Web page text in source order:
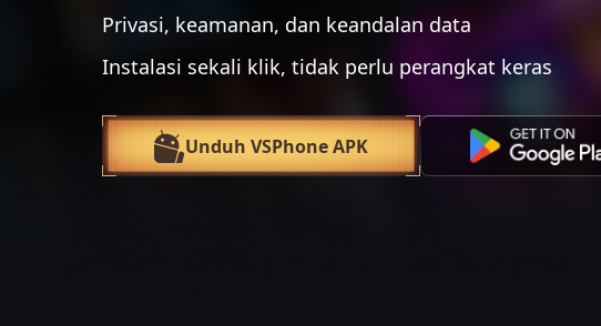
Privasi, keamanan, dan keandalan data
Instalasi sekali klik, tidak perlu perangkat keras
Unduh VSPhone APK